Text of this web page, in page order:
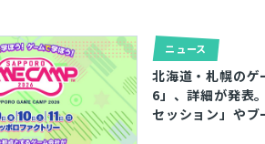
ニュース
北海道・札幌の
6」、詳細が発表
セッション」やブ